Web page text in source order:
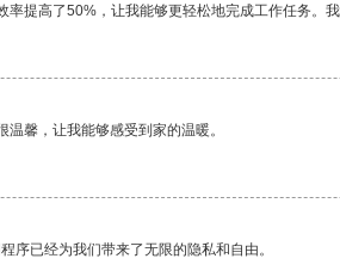
率提高了50%，让我能够更轻松地完成工作任务。
温馨，让我能够感受到家的温暖。
序已经为我们带来了无限的隐私和自由。